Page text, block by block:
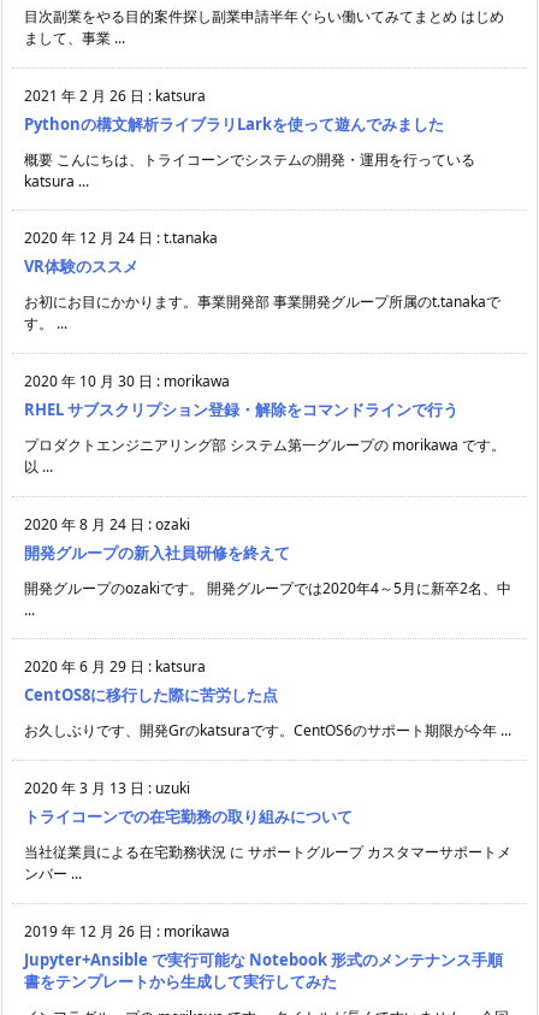
目次副業をやる目的案件探し副業申請半年ぐらい働いてみてまとめ はじめ
まして、事業 ...
2021 年 2 月 26 日 : katsura
Pythonの構文解析ライブラリLarkを使って遊んでみました
概要 こんにちは、トライコーンでシステムの開発・運用を行っている
katsura ...
2020 年 12 月 24 日 :t.tanaka
VR体験のススメ
お初にお目にかかります。事業開発部 事業開発グループ所属のt.tanakaで
す。 ...
2020 年 10 月 30 日 : morikawa
RHEL サブスクリプション登録・解除をコマンドラインで行う
プロダクトエンジニアリング部 システム第一グループの morikawa です。
以 ...
2020 年 8 月 24 日 :ozaki
開発グループの新入社員研修を終えて
開発グループのozakiです。 開発グループでは2020年4～5月に新卒2名、中
...
2020 年 6 月 29 日 : katsura
CentOS8に移行した際に苦労した点
お久しぶりです、開発Grのkatsuraです。CentOS6のサポート期限が今年 ...
2020 年 3 月 13 日 : uzuki
トライコーンでの在宅勤務の取り組みについて
当社従業員による在宅勤務状況 に サポートグループ カスタマーサポートメ
ンバー ...
2019 年 12 月 26 日 : morikawa
Jupyter+Ansible で実行可能な Notebook 形式のメンテナンス手順
書をテンプレートから生成して実行してみた